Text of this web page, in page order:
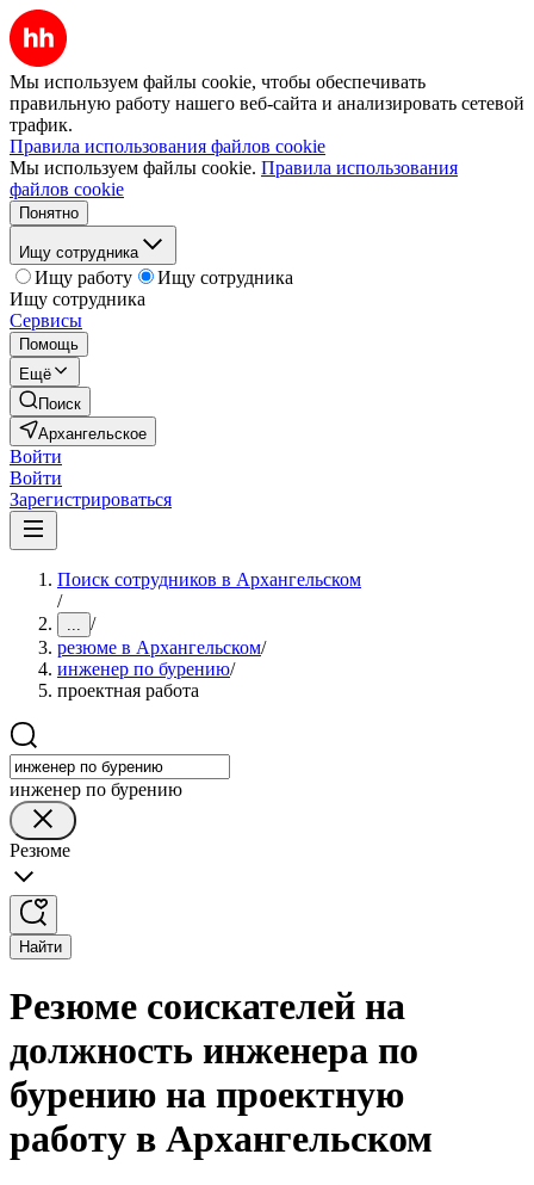
Мы используем файлы cookie, чтобы обеспечивать
правильную работу нашего веб-сайта и анализировать сетевой
трафик.
Правила использования файлов cookie
Мы используем файлы cookie. Правила использования
файлов cookie
Понятно
Ищу сотрудника
Ищу работу
Ищу сотрудника
Ищу сотрудника
Сервисы
Помощь
Ещё
Поиск
Архангельское
Войти
Войти
Зарегистрироваться
Поиск сотрудников в Архангельском
/
... /
резюме в Архангельском/
инженер по бурению/
проектная работа
инженер по бурению
Резюме
Найти
Резюме соискателей на
должность инженера по
бурению на проектную
работу в Архангельском